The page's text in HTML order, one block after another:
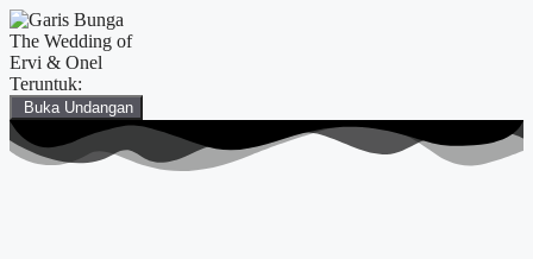
The Wedding of
Ervi & Onel
Teruntuk:
Buka Undangan